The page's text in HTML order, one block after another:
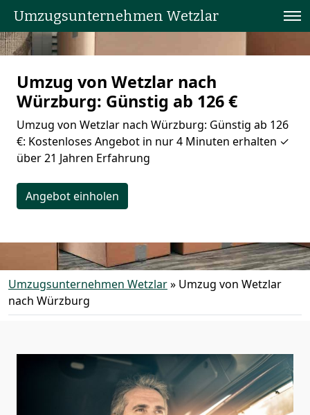
Umzugsunternehmen Wetzlar
Umzug von Wetzlar nach
Würzburg: Günstig ab 126 €
Umzug von Wetzlar nach Würzburg: Günstig ab 126
€: Kostenloses Angebot in nur 4 Minuten erhalten ✓
über 21 Jahren Erfahrung
Angebot einholen
Umzugsunternehmen Wetzlar» Umzug von Wetzlar
nach Würzburg